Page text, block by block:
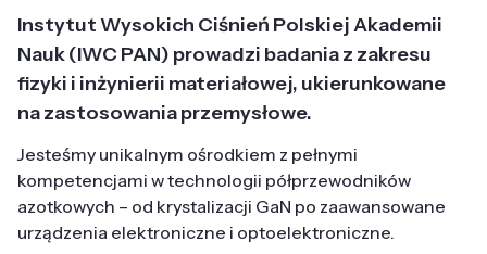
Instytut Wysokich Ciśnień Polskiej Akademii
Nauk (IWC PAN) prowadzi badania z zakresu
fizyki i inżynierii materiałowej, ukierunkowane
na zastosowania przemysłowe.
Jesteśmy unikalnym ośrodkiem z pełnymi
kompetencjami w technologii półprzewodników
azotkowych – od krystalizacji GaN po zaawansowane
urządzenia elektroniczne i optoelektroniczne.